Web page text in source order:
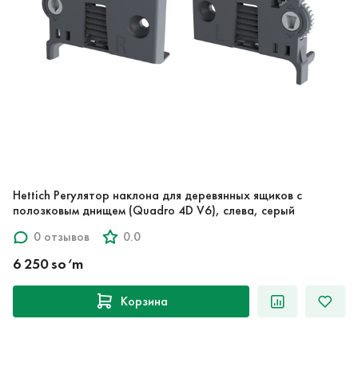
Hettich Регулятор наклона для деревянных ящиков с
полозковым днищем (Quadro 4D V6), слева, серый
0 отзывов
0.0
6 250 so‘m
Корзина